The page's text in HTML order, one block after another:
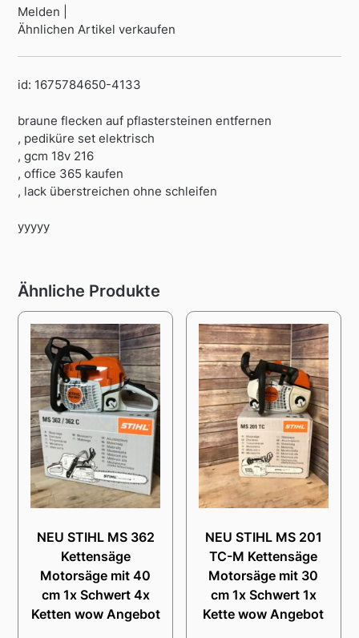
Melden |
Ähnlichen Artikel verkaufen
id: 1675784650-4133
braune flecken auf pflastersteinen entfernen
, pediküre set elektrisch
, gcm 18v 216
, office 365 kaufen
, lack überstreichen ohne schleifen
yyyyy
Ähnliche Produkte
NEU STIHL MS 362
Kettensäge
Motorsäge mit 40
cm 1x Schwert 4x
Ketten wow Angebot
NEU STIHL MS 201
TC-M Kettensäge
Motorsäge mit 30
cm 1x Schwert 1x
Kette wow Angebot